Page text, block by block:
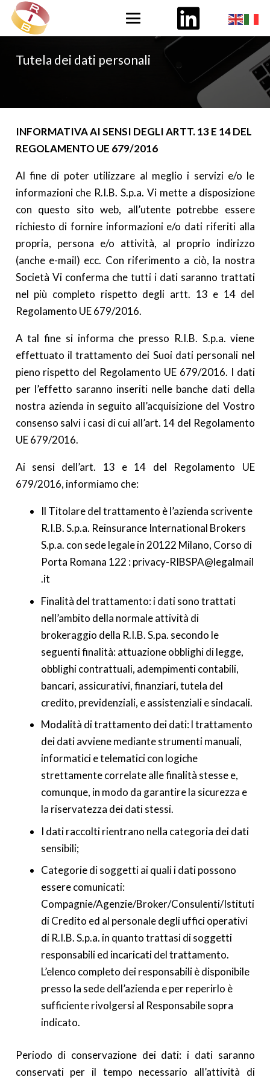
Tutela dei dati personali
INFORMATIVA AI SENSI DEGLI ARTT. 13 E 14 DEL
REGOLAMENTO UE 679/2016
Al fine di poter utilizzare al meglio i servizi e/o le
informazioni che R.I.B. S.p.a. Vi mette a disposizione
con questo sito web, all’utente potrebbe essere
richiesto di fornire informazioni e/o dati riferiti alla
propria, persona e/o attività, al proprio indirizzo
(anche e-mail) ecc. Con riferimento a ciò, la nostra
Società Vi conferma che tutti i dati saranno trattati
nel più completo rispetto degli artt. 13 e 14 del
Regolamento UE 679/2016.
A tal fine si informa che presso R.I.B. S.p.a. viene
effettuato il trattamento dei Suoi dati personali nel
pieno rispetto del Regolamento UE 679/2016. I dati
per l’effetto saranno inseriti nelle banche dati della
nostra azienda in seguito all’acquisizione del Vostro
consenso salvi i casi di cui all’art. 14 del Regolamento
UE 679/2016.
Ai sensi dell’art. 13 e 14 del Regolamento UE
679/2016, informiamo che:
Il Titolare del trattamento è l’azienda scrivente
R.I.B. S.p.a. Reinsurance International Brokers
S.p.a. con sede legale in 20122 Milano, Corso di
Porta Romana 122 : privacy-RIBSPA@legalmail
.it
Finalità del trattamento: i dati sono trattati
nell’ambito della normale attività di
brokeraggio della R.I.B. S.pa. secondo le
seguenti finalità: attuazione obblighi di legge,
obblighi contrattuali, adempimenti contabili,
bancari, assicurativi, finanziari, tutela del
credito, previdenziali, e assistenziali e sindacali.
Modalità di trattamento dei dati: l trattamento
dei dati avviene mediante strumenti manuali,
informatici e telematici con logiche
strettamente correlate alle finalità stesse e,
comunque, in modo da garantire la sicurezza e
la riservatezza dei dati stessi.
I dati raccolti rientrano nella categoria dei dati
sensibili;
Categorie di soggetti ai quali i dati possono
essere comunicati:
Compagnie/Agenzie/Broker/Consulenti/Istituti
di Credito ed al personale degli uffici operativi
di R.I.B. S.p.a. in quanto trattasi di soggetti
responsabili ed incaricati del trattamento.
L’elenco completo dei responsabili è disponibile
presso la sede dell’azienda e per reperirlo è
sufficiente rivolgersi al Responsabile sopra
indicato.
Periodo di conservazione dei dati: i dati saranno
conservati per il tempo necessario all’attività di